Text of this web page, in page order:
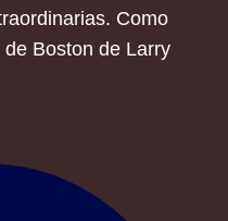
Como
Boston de Larry